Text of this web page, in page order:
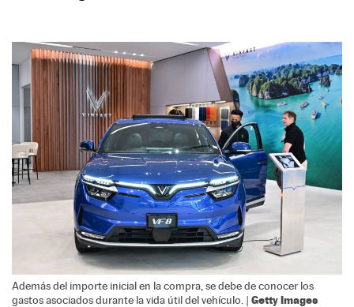
Además del importe inicial en la compra, se debe de conocer los
gastos asociados durante la vida útil del vehículo. | Getty Images